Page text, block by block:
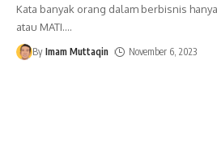
Kata banyak orang dalam berbisnis
atau MATI.…
By Imam Muttaqin November 6, 2023